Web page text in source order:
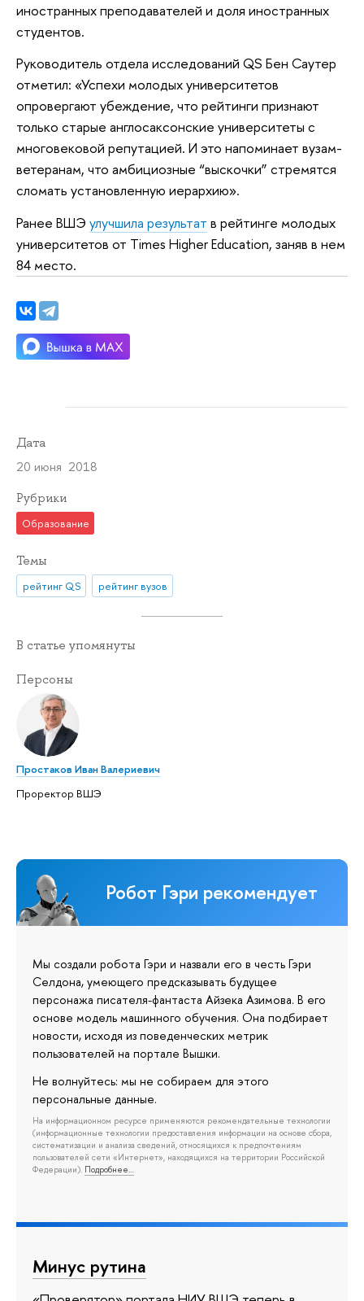
иностранных преподавателей и доля иностранных
студентов.
Руководитель отдела исследований QS Бен Саутер
отметил: «Успехи молодых университетов
опровергают убеждение, что рейтинги признают
только старые англосаксонские университеты с
многовековой репутацией. И это напоминает вузам-
ветеранам, что амбициозные “выскочки” стремятся
сломать установленную иерархию».
Ранее ВШЭ улучшила результат в рейтинге молодых
университетов от Times Higher Education, заняв в нем
84 место.
Дата
20 июня 2018
Рубрики
Образование
Темы
рейтинг QS рейтинг вузов
В статье упомянуты
Персоны
Простаков Иван Валериевич
Проректор ВШЭ
Робот Гэри рекомендует
Мы создали робота Гэри и назвали его в честь Гэри
Селдона, умеющего предсказывать будущее
персонажа писателя-фантаста Айзека Азимова. В его
основе модель машинного обучения. Она подбирает
новости, исходя из поведенческих метрик
пользователей на портале Вышки.
Не волнуйтесь: мы не собираем для этого
персональные данные.
На информационном ресурсе применяются рекомендательные технологии
(информационные технологии предоставления информации на основе сбора,
систематизации и анализа сведений, относящихся к предпочтениям
пользователей сети «Интернет», находящихся на территории Российской
Федерации). Подробнее…
Минус рутина